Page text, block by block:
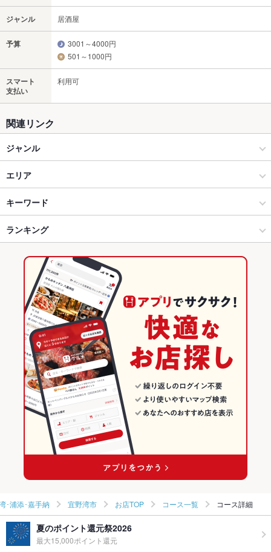
ジャンル 居酒屋
予算
3001～4000円
501～1000円
スマート
支払い
利用可
関連リンク
ジャンル
居酒屋
和風
創作
読谷･北谷･宜野湾･浦添･嘉手納 × 居酒屋
読谷･北谷･宜野湾･浦添･嘉手納 × 和風
読谷･北谷･宜野湾･浦添･嘉手納 × 創作
エリア
宜野湾市
宜野湾市 × 居酒屋
宜野湾市 × 和風
宜野湾市 × 創作
沖縄 × 居酒屋
沖縄 × 和風
沖縄 × 創作
キーワード
からあげ
馬肉
ランキング
沖縄のグルメランキング
沖縄の居酒屋ランキング
読谷･北谷･宜野湾･浦添･嘉手納のグルメランキング
読谷･北谷･宜野湾･浦添･嘉手納の居酒屋ランキング
宜野湾市のグルメランキング
宜野湾市の居酒屋ランキング
･浦添･嘉手納 宜野湾市 お店TOP コース一覧 コース詳細
夏のポイント還元祭2026
最大15,000ポイント還元